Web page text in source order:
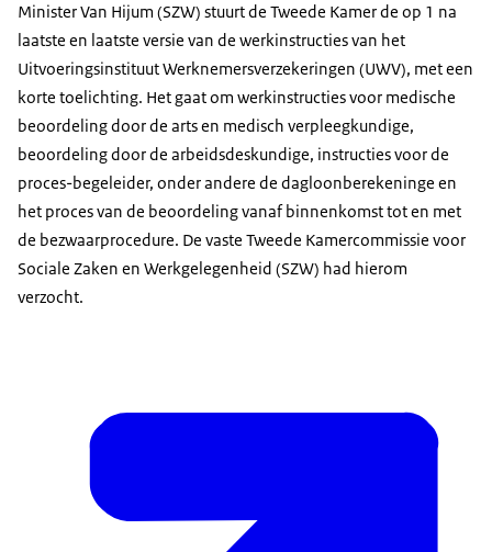
Minister Van Hijum (SZW) stuurt de Tweede Kamer de op 1 na
laatste en laatste versie van de werkinstructies van het
Uitvoeringsinstituut Werknemersverzekeringen (UWV), met een
korte toelichting. Het gaat om werkinstructies voor medische
beoordeling door de arts en medisch verpleegkundige,
beoordeling door de arbeidsdeskundige, instructies voor de
proces-begeleider, onder andere de dagloonberekeninge en
het proces van de beoordeling vanaf binnenkomst tot en met
de bezwaarprocedure. De vaste Tweede Kamercommissie voor
Sociale Zaken en Werkgelegenheid (SZW) had hierom
verzocht.